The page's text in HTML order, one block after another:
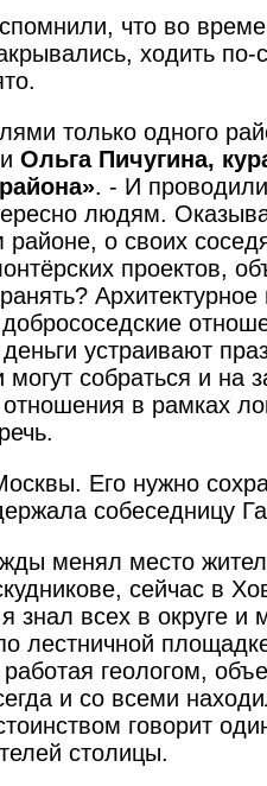
что во
ходить по-
только одного
Ольга Пичугина,
. - И
людям.
районе, о своих
проектов,
Архитектурное
устраивают
могут собраться и на
в рамках
Его нужно
собеседницу
менял место
сейчас в
знал всех в округе и
лестничной
геологом,
и со всеми
говорит
столицы.